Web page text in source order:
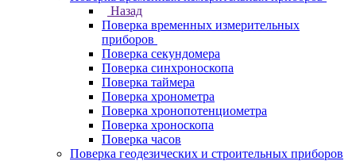
Назад
Поверка временных измерительных
приборов
Поверка секундомера
Поверка синхроноскопа
Поверка таймера
Поверка хронометра
Поверка хронопотенциометра
Поверка хроноскопа
Поверка часов
Поверка геодезических и строительных приборов